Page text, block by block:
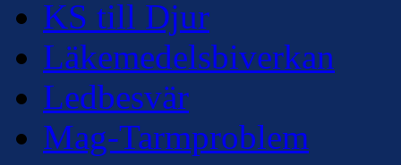
KS till Djur
Läkemedelsbiverkan
Ledbesvär
Mag-Tarmproblem